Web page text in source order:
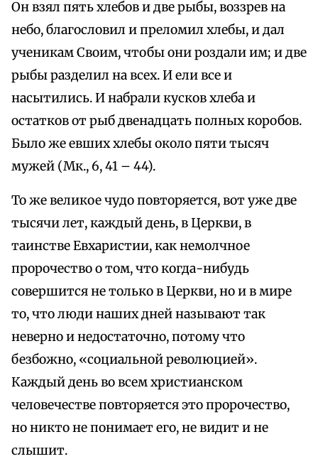
Он взял пять хлебов и две рыбы, воззрев на
небо, благословил и преломил хлебы, и дал
ученикам Своим, чтобы они роздали им; и две
рыбы разделил на всех. И ели все и
насытились. И набрали кусков хлеба и
остатков от рыб двенадцать полных коробов.
Было же евших хлебы около пяти тысяч
мужей (Мк., 6, 41 – 44).
То же великое чудо повторяется, вот уже две
тысячи лет, каждый день, в Церкви, в
таинстве Евхаристии, как немолчное
пророчество о том, что когда-нибудь
совершится не только в Церкви, но и в мире
то, что люди наших дней называют так
неверно и недостаточно, потому что
безбожно, «социальной революцией».
Каждый день во всем христианском
человечестве повторяется это пророчество,
но никто не понимает его, не видит и не
слышит.